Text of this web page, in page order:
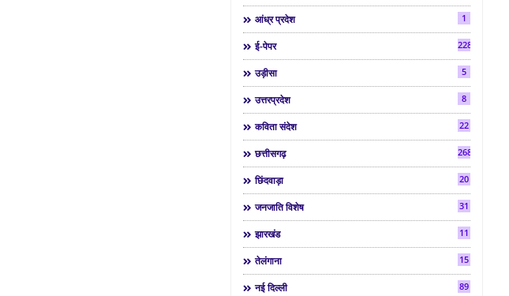
आंध्र प्रदेश 1
ई-पेपर 2286
उड़ीसा 5
उत्तरप्रदेश 8
कविता संदेश 22
छत्तीसगढ़ 268
छिंदवाड़ा 20
जनजाति विशेष 31
झारखंड 11
तेलंगाना 15
नई दिल्ली 89